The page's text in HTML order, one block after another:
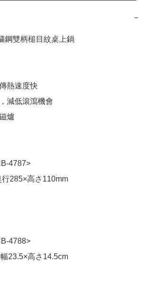
−
鋼雙柄槌目紋桌上鍋
熱速度快
減低滾瀉機會
爐
4787>
285×高さ110mm
4788>
23.5×高さ14.5cm